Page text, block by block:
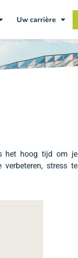
Uw carrière
het hoog tijd om je
stress te